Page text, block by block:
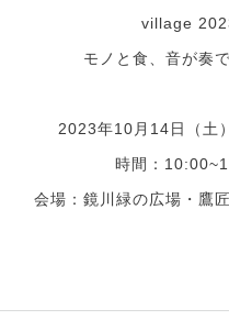
village
モノと食、音が奏
2023年10月14日（土
時間：
会場：鏡川緑の広場・鷹